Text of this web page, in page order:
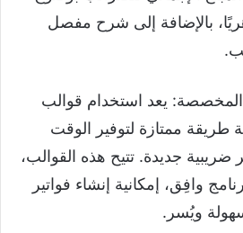
بالإضافة إلى شرح مفصل
المخصصة: يعد استخدام قوالب
ممتازة لتوفير الوقت
ضريبية جديدة. تتيح هذه القوالب،
وافِق، إمكانية إنشاء فواتير
ويُسر.